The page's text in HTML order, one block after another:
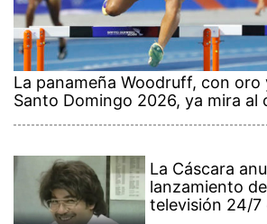
La panameña Woodruff, con oro
Santo Domingo 2026, ya mira al
La Cáscara
lanzamiento
televisión 24/7